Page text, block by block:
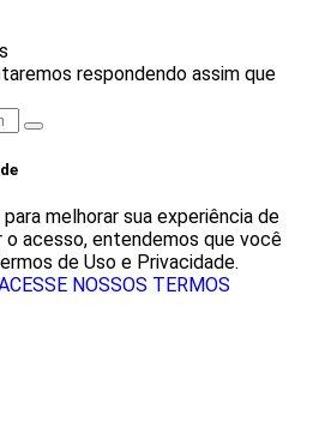
respondendo assim que
melhorar sua experiência de
o acesso, entendemos que você
de Uso e Privacidade.
NOSSOS TERMOS